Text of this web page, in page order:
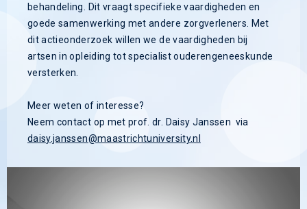
behandeling. Dit vraagt specifieke vaardigheden en
goede samenwerking met andere zorgverleners. Met
dit actieonderzoek willen we de vaardigheden bij
artsen in opleiding tot specialist ouderengeneeskunde
versterken.
Meer weten of interesse?
Neem contact op met prof. dr. Daisy Janssen via
daisy.janssen@maastrichtuniversity.nl